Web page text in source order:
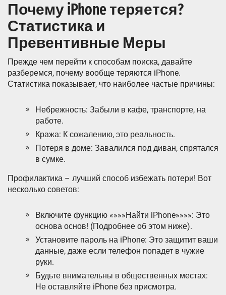
Почему iPhone теряется?
Статистика и
Превентивные Меры
Прежде чем перейти к способам поиска, давайте
разберемся, почему вообще теряются iPhone.
Статистика показывает, что наиболее частые причины:
Небрежность: Забыли в кафе, транспорте, на
работе.
Кража: К сожалению, это реальность.
Потеря в доме: Завалился под диван, спрятался
в сумке.
Профилактика – лучший способ избежать потери! Вот
несколько советов:
Включите функцию «»»»Найти iPhone»»»»: Это
основа основ! (Подробнее об этом ниже).
Установите пароль на iPhone: Это защитит ваши
данные, даже если телефон попадет в чужие
руки.
Будьте внимательны в общественных местах:
Не оставляйте iPhone без присмотра.